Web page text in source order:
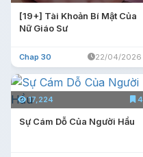
[19+] Tài Khoản Bí Mật Của
Nữ Giáo Sư
Chap 30 22/04/2026
17,224 4
Sự Cám Dỗ Của Người Hầu